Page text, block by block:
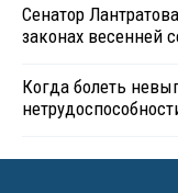
Сенатор
законах весенней
Когда болеть